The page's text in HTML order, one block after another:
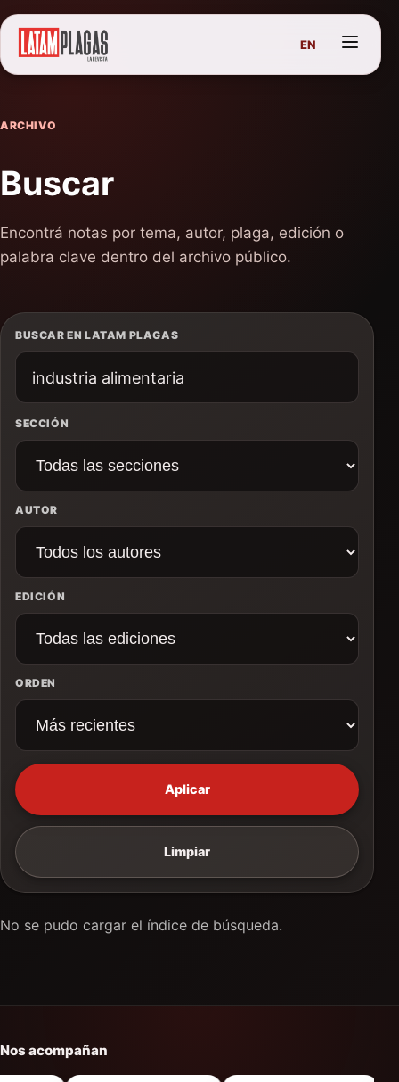
EN
ARCHIVO
Buscar
Encontrá notas por tema, autor, plaga, edición o
palabra clave dentro del archivo público.
BUSCAR EN LATAM PLAGAS
SECCIÓN
AUTOR
EDICIÓN
ORDEN
Aplicar
Limpiar
No se pudo cargar el índice de búsqueda.
Nos acompañan